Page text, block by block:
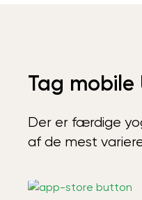
Tag
Der er færdige
af de mest